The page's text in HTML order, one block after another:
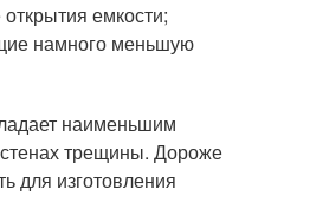
емкости;
намного меньшую
наименьшим
трещины. Дороже
для изготовления